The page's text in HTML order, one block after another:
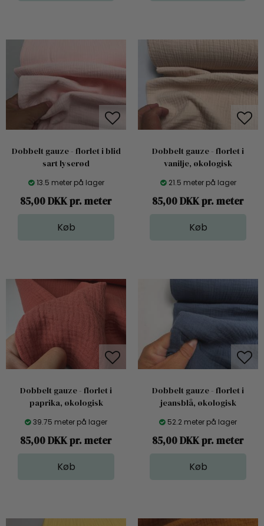
Dobbelt gauze - florlet i blid
sart lyserød
13.5 meter på lager
85,00 DKK pr. meter
Dobbelt gauze - florlet i
vanilje, økologisk
21.5 meter på lager
85,00 DKK pr. meter
Dobbelt gauze - florlet i
paprika, økologisk
39.75 meter på lager
85,00 DKK pr. meter
Dobbelt gauze - florlet i
jeansblå, økologisk
52.2 meter på lager
85,00 DKK pr. meter